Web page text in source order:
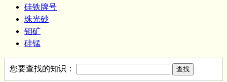
硅铁牌号
珠光砂
钼矿
硅锰
您要查找的知识：